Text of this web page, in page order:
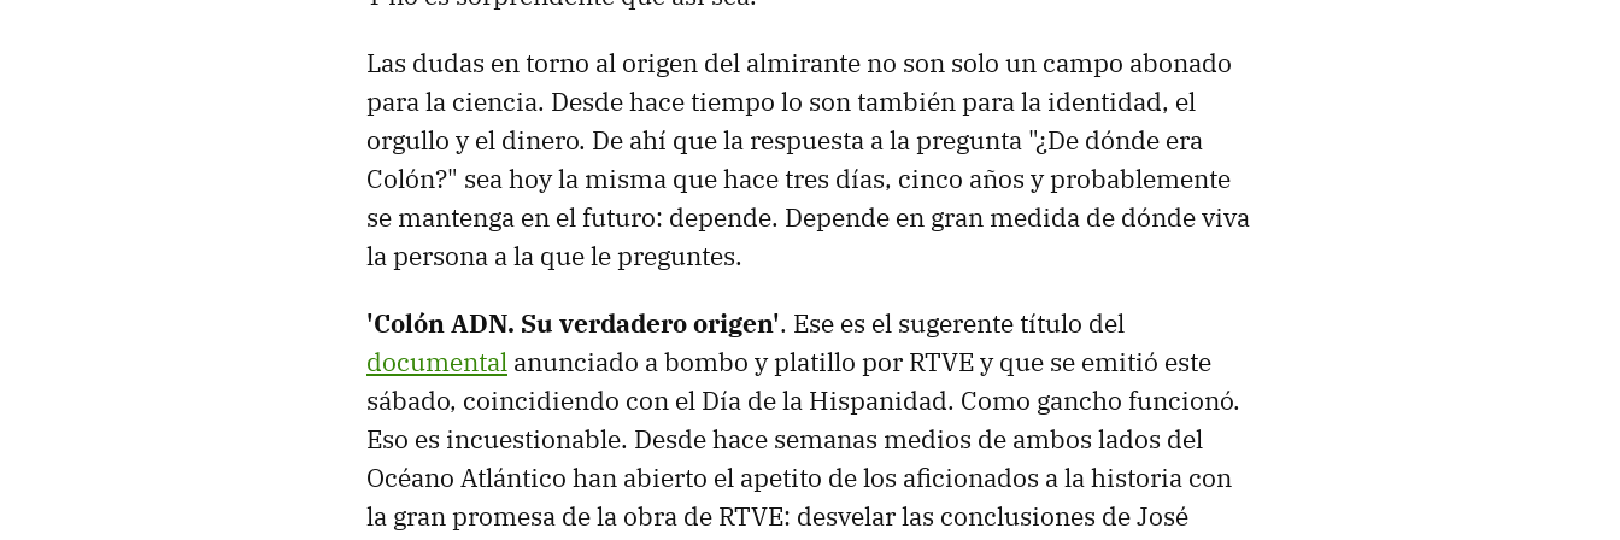
Las dudas en torno al origen del almirante no son solo un campo abonado
para la ciencia. Desde hace tiempo lo son también para la identidad, el
orgullo y el dinero. De ahí que la respuesta a la pregunta "¿De dónde era
Colón?" sea hoy la misma que hace tres días, cinco años y probablemente
se mantenga en el futuro: depende. Depende en gran medida de dónde viva
la persona a la que le preguntes.
'Colón ADN. Su verdadero origen'. Ese es el sugerente título del
documental anunciado a bombo y platillo por RTVE y que se emitió este
sábado, coincidiendo con el Día de la Hispanidad. Como gancho funcionó.
Eso es incuestionable. Desde hace semanas medios de ambos lados del
Océano Atlántico han abierto el apetito de los aficionados a la historia con
la gran promesa de la obra de RTVE: desvelar las conclusiones de José